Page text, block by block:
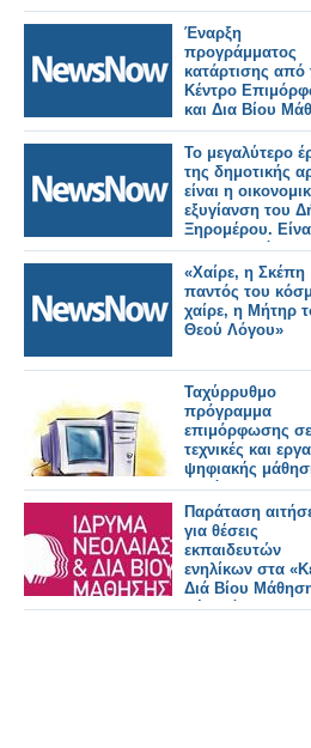
Έναρξη
προγράμματος
κατάρτισης από
Κέντρο
και Δια Βίου
(ΚΕ.ΔΙ.ΒΙ.Μ.) του
Πανεπιστημίου
Δυτικής Αττικής.
-Ξεκίνησαν οι
εγγραφές.
Το μεγαλύτερο
της δημοτικής
είναι η
εξυγίανση του
Ξηρομέρου.
δεν διατάσσεται,
έρχεται με
και δεν είναι
φαινόμενο.
κατόπιν συνετής
διαχείρισης και
«Χαίρε, η Σκέπη
παντός του
χαίρε, η Μήτηρ
Θεού Λόγου»
Ταχύρρυθμο
πρόγραμμα
επιμόρφωσης σε
τεχνικές και
ψηφιακής
για όλους τους
εκπαιδευτικούς
Παράταση
για θέσεις
εκπαιδευτών
ενηλίκων στα
Διά Βίου
Νέα Φάση»